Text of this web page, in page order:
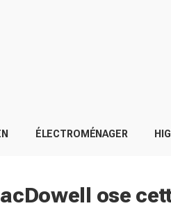
ÉLECTROMÉNAGER
ose